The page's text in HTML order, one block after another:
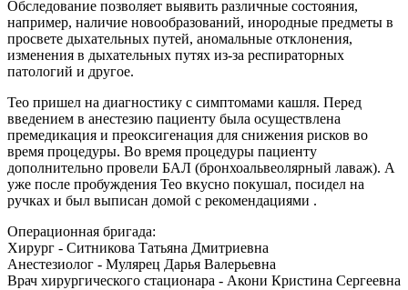
Обследование позволяет выявить различные состояния,
например, наличие новообразований, инородные предметы в
просвете дыхательных путей, аномальные отклонения,
изменения в дыхательных путях из-за респираторных
патологий и другое.
Тео пришел на диагностику с симптомами кашля. Перед
введением в анестезию пациенту была осуществлена
премедикация и преоксигенация для снижения рисков во
время процедуры. Во время процедуры пациенту
дополнительно провели БАЛ (бронхоальвеолярный лаваж). А
уже после пробуждения Тео вкусно покушал, посидел на
ручках и был выписан домой с рекомендациями .
Операционная бригада:
Хирург - Ситникова Татьяна Дмитриевна
Анестезиолог - Мулярец Дарья Валерьевна
Врач хирургического стационара - Акони Кристина Сергеевна